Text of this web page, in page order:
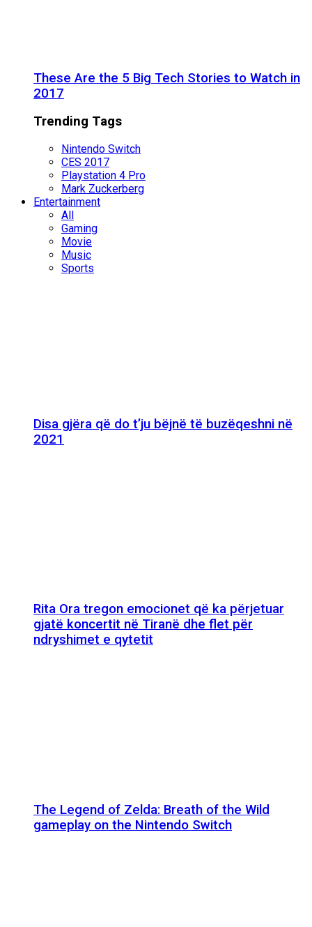
These Are the 5 Big Tech Stories to Watch in
2017
Trending Tags
Nintendo Switch
CES 2017
Playstation 4 Pro
Mark Zuckerberg
Entertainment
All
Gaming
Movie
Music
Sports
Disa gjëra që do t’ju bëjnë të buzëqeshni në
2021
Rita Ora tregon emocionet që ka përjetuar
gjatë koncertit në Tiranë dhe flet për
ndryshimet e qytetit
The Legend of Zelda: Breath of the Wild
gameplay on the Nintendo Switch